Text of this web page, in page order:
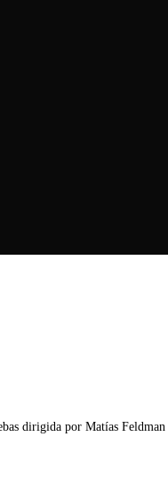
dirigida por Matías